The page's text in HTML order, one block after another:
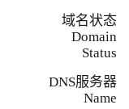
域名状态
Domain
Status
DNS服务器
Name